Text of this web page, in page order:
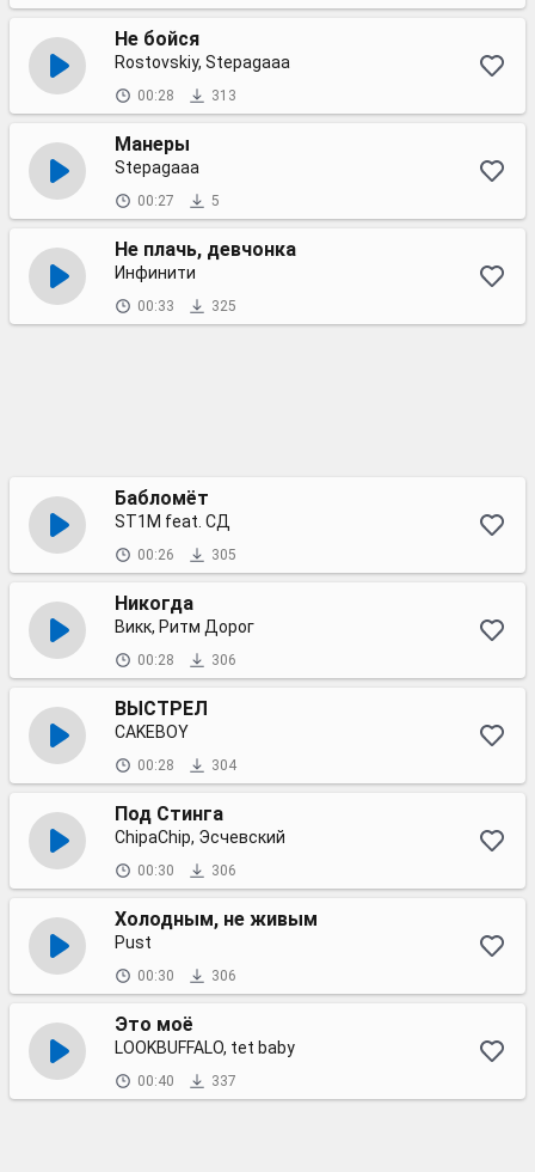
Не бойся
Rostovskiy, Stepagaaa
00:28 313
Манеры
Stepagaaa
00:27 5
Не плачь, девчонка
Инфинити
00:33 325
Бабломёт
ST1M feat. СД
00:26 305
Никогда
Викк, Ритм Дорог
00:28 306
ВЫСТРЕЛ
CAKEBOY
00:28 304
Под Стинга
ChipaChip, Эсчевский
00:30 306
Холодным, не живым
Pust
00:30 306
Это моё
LOOKBUFFALO, tet baby
00:40 337